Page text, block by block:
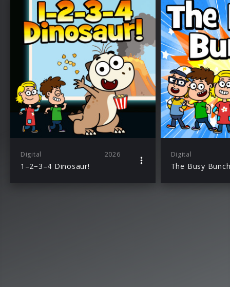
Digital 2026
1–2−3–4 Dinosaur!
Digital
The Busy